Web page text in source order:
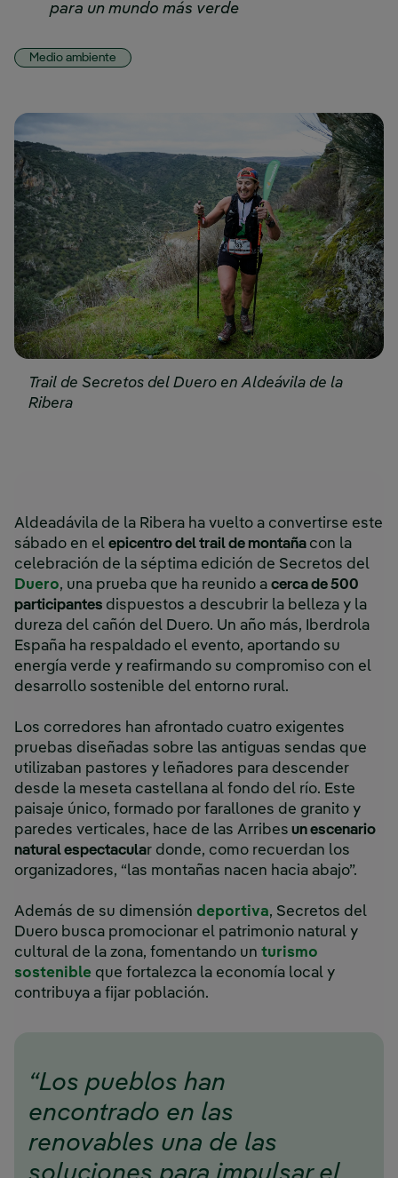
para un mundo más verde
Medio ambiente
Trail de Secretos del Duero en Aldeávila de la
Ribera
Aldeadávila de la Ribera ha vuelto a convertirse este
sábado en el epicentro del trail de montaña con la
celebración de la séptima edición de Secretos del
Duero, una prueba que ha reunido a cerca de 500
participantes dispuestos a descubrir la belleza y la
dureza del cañón del Duero. Un año más, Iberdrola
España ha respaldado el evento, aportando su
energía verde y reafirmando su compromiso con el
desarrollo sostenible del entorno rural.
Los corredores han afrontado cuatro exigentes
pruebas diseñadas sobre las antiguas sendas que
utilizaban pastores y leñadores para descender
desde la meseta castellana al fondo del río. Este
paisaje único, formado por farallones de granito y
paredes verticales, hace de las Arribes un escenario
natural espectacular donde, como recuerdan los
organizadores, “las montañas nacen hacia abajo”.
Además de su dimensión deportiva, Secretos del
Duero busca promocionar el patrimonio natural y
cultural de la zona, fomentando un turismo
sostenible que fortalezca la economía local y
contribuya a fijar población.
“Los pueblos han
encontrado en las
renovables una de las